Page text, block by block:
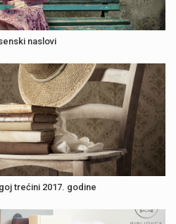
naslovi
trećini 2017. godine